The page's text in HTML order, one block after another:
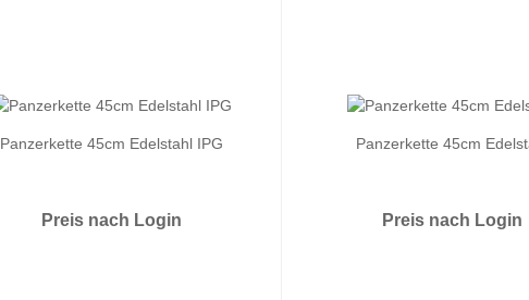
Panzerkette 45cm Edelstahl IPG
Preis nach Login
Panzerkette 45cm
Preis nach Login